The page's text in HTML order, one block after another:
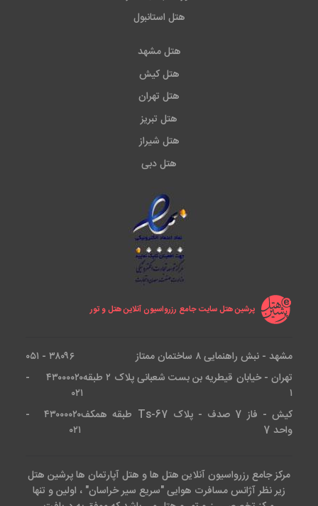
هتل استانبول
هتل مشهد
هتل کیش
هتل تهران
هتل تبریز
هتل شیراز
هتل دبی
پرشین هتل سایت جامع رزرواسیون آنلاین هتل و تور
مشهد - نبش راهنمایی ۸ ساختمان ممتاز
۳۸۰۹۶ - ۰۵۱
تهران - خیابان قیطریه بن بست شعبانی پلاک ۲ طبقه
۱
۴۳۰۰۰۰۲۰ -
۰۲۱
کیش - فاز 7 صدف - پلاک Ts-67 طبقه همکف
واحد 7
۴۳۰۰۰۰۲۰ -
۰۲۱
مرکز جامع رزرواسیون آنلاین هتل ها و هتل آپارتمان ها پرشین هتل
زیر نظر آژانس مسافرت هوایی "سریع سیر خراسان" ، اولین و تنها